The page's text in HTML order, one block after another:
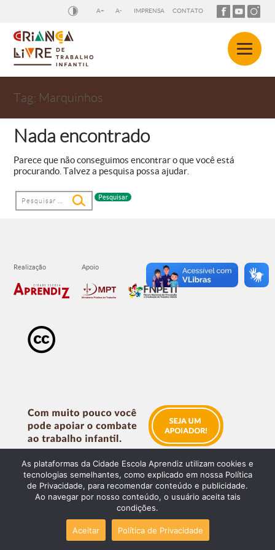
A+ A- IMPRENSA CONTATO
Tag: Marquinhos
Nada encontrado
Parece que não conseguimos encontrar o que você está
procurando. Talvez a pesquisa possa ajudar.
Pesquisar
As plataformas da Cidade Escola Aprendiz utilizam cookies e
tecnologias semelhantes, como explicado em nossa Política
de Privacidade, para recomendar conteúdo e publicidade.
Ao navegar por nosso conteúdo, o usuário aceita tais
condições.
Aceitar Política de Privacidade